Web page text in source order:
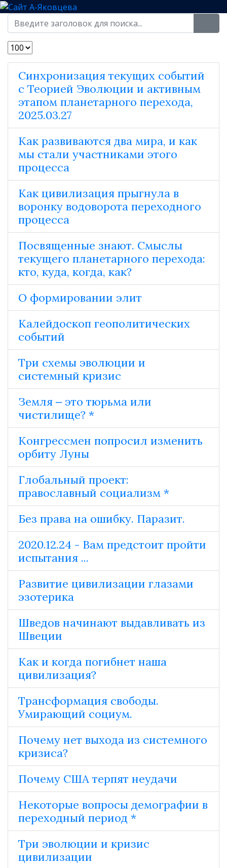
Синхронизация текущих событий
с Теорией Эволюции и активным
этапом планетарного перехода,
2025.03.27
Как развиваются два мира, и как
мы стали участниками этого
процесса
Как цивилизация прыгнула в
воронку водоворота переходного
процесса
Посвященные знают. Смыслы
текущего планетарного перехода:
кто, куда, когда, как?
О формировании элит
Калейдоскоп геополитических
событий
Три схемы эволюции и
системный кризис
Земля ‒ это тюрьма или
чистилище? *
Конгрессмен попросил изменить
орбиту Луны
Глобальный проект:
православный социализм *
Без права на ошибку. Паразит.
2020.12.24 - Вам предстоит пройти
испытания ...
Развитие цивилизации глазами
эзотерика
Шведов начинают выдавливать из
Швеции
Как и когда погибнет наша
цивилизация?
Трансформация свободы.
Умирающий социум.
Почему нет выхода из системного
кризиса?
Почему США терпят неудачи
Некоторые вопросы демографии в
переходный период *
Три эволюции и кризис
цивилизации